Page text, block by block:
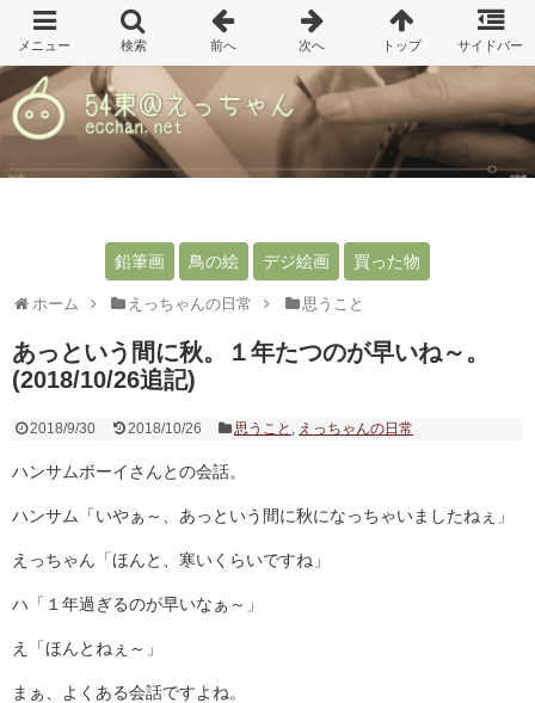
鉛筆画 鳥の絵 デジ絵画 買った物
ホーム えっちゃんの日常 思うこと
あっという間に秋。１年たつのが早いね～。
(2018/10/26追記)
2018/9/30 2018/10/26 思うこと , えっちゃんの日常
ハンサムボーイさんとの会話。
ハンサム「いやぁ～、あっという間に秋になっちゃいましたねぇ」
えっちゃん「ほんと、寒いくらいですね」
ハ「１年過ぎるのが早いなぁ～」
え「ほんとねぇ～」
まぁ、よくある会話ですよね。